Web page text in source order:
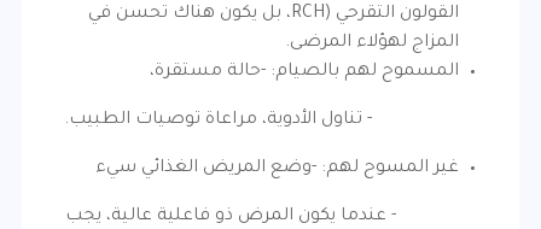
القولون التقرحي (RCH، بل يكون هناك تحسن في
المزاج لهؤلاء المرضى.
المسموح لهم بالصيام: -حالة مستقرة،
- تناول الأدوية، مراعاة توصيات الطبيب.
غير المسوح لهم: -وضع المريض الغذائي سيء
- عندما يكون المرض ذو فاعلية عالية، يجب